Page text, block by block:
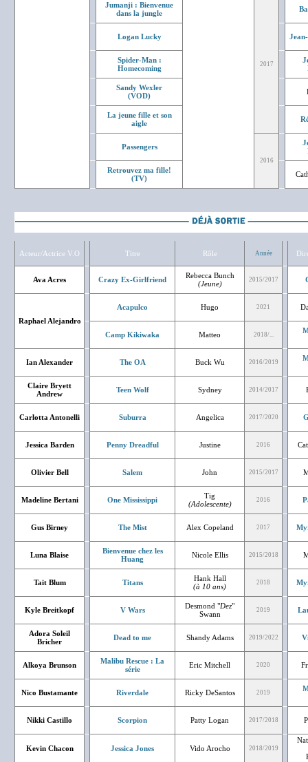
Jumanji : Bienvenue
dans la jungle
2017
Logan Lucky
Spider-Man :
Homecoming
Sandy Wexler
(VOD)
La jeune fille et son
aigle
Passengers
2016
Retrouvez ma fille!
(TV)
Acteur/Actrice V.O Titre Rôle Année
Ava Acres Crazy Ex-Girlfriend
Rebecca Bunch
(Jeune)
2015/2017
Raphael Alejandro
Acapulco Hugo 2021
Camp Kikiwaka Matteo 2018/...
Ian Alexander The OA Buck Wu 2016/2019
Claire Bryett
Andrew
Teen Wolf Sydney 2014/2017
Carlotta Antonelli Suburra Angelica 2017/2020
Jessica Barden Penny Dreadful Justine 2016
Olivier Bell Salem John 2015/2017
Madeline Bertani One Mississippi
Tig
(Adolescente)
2016
Gus Birney The Mist Alex Copeland 2017
Luna Blaise
Bienvenue chez les
Huang
Nicole Ellis 2015/2018
Tait Blum Titans
Hank Hall
(à 10 ans)
2018
Kyle Breitkopf V Wars Desmond "Dez"
Swann
2019
Adora Soleil
Bricher
Dead to me Shandy Adams 2019/2022
Alkoya Brunson
Malibu Rescue : La
série
Eric Mitchell 2020
Nico Bustamante Riverdale Ricky DeSantos 2019
Nikki Castillo Scorpion Patty Logan 2017/2018
Kevin Chacon Jessica Jones Vido Arocho 2018/2019